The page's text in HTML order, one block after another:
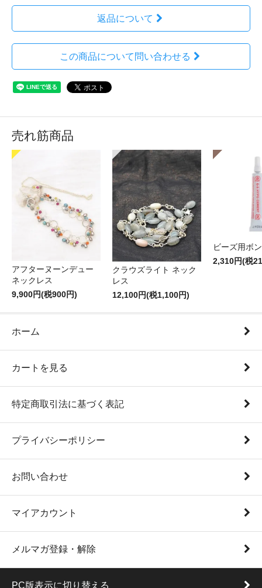
返品について
この商品について問い合わせる
売れ筋商品
アフターヌーンデュー
ネックレス
9,900円(税900円)
クラウズライト ネック
レス
12,100円(税1,100円)
ビーズ用ボ
2,310円(税
ホーム
カートを見る
特定商取引法に基づく表記
プライバシーポリシー
お問い合わせ
マイアカウント
メルマガ登録・解除
PC版表示に切り替える